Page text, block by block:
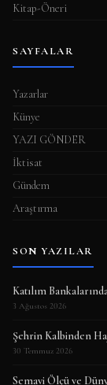
Kitap-Öneri
SAYFALAR
Yazarlar
Künye
YAZI GÖNDER
İktisat
Gündem
Araştırma
SON YAZILAR
Katılım
3 Ağustos 2026
Şehrin Kalbinden
30 Temmuz 2026
Semavi Ölçü ve